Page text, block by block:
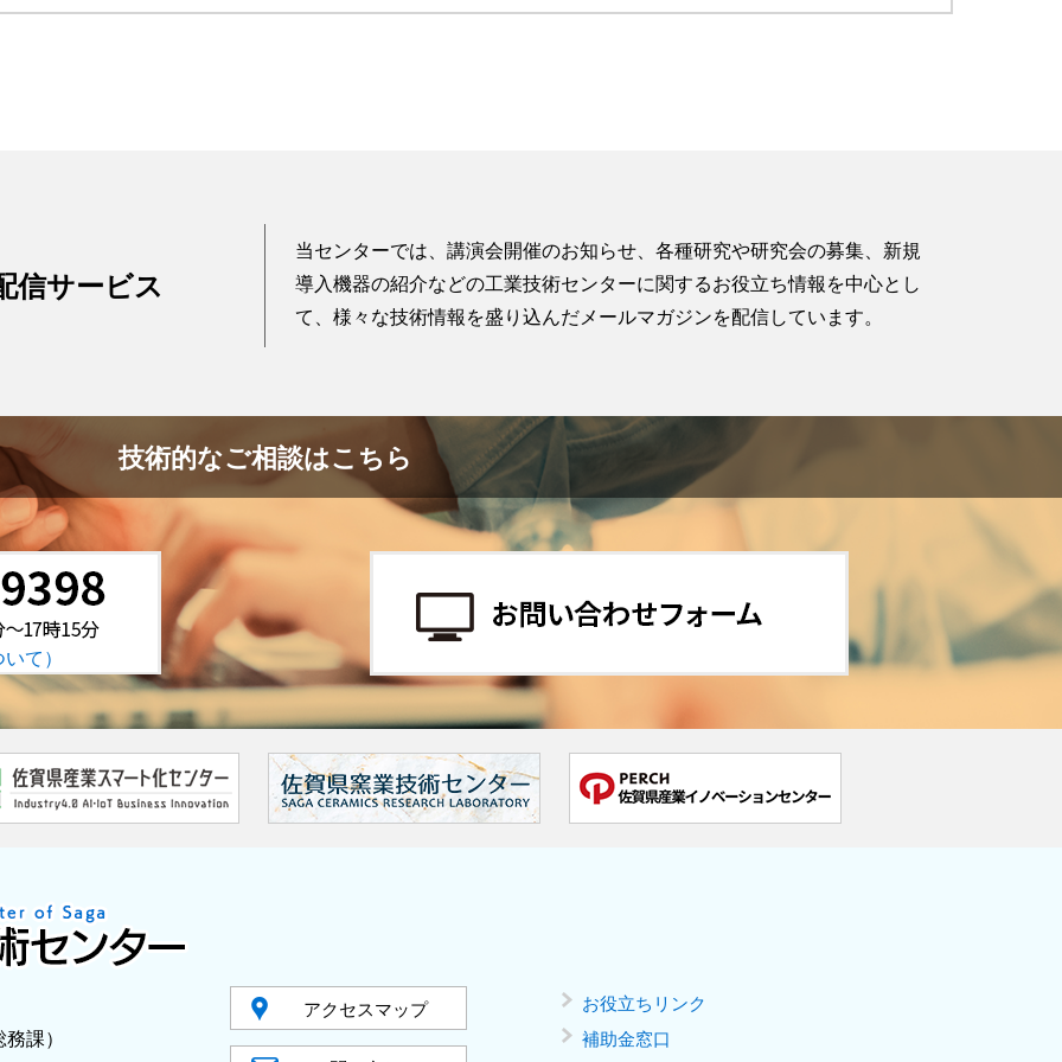
信サービス
当センターでは、講演会開催のお知らせ、各種研究や研究会の募集、新規
導入機器の紹介などの工業技術センターに関するお役立ち情報を中心とし
て、様々な技術情報を盛り込んだメールマガジンを配信しています。
技術的なご相談はこちら
て）
課）
アクセスマップ
お役立ちリンク
補助金窓口